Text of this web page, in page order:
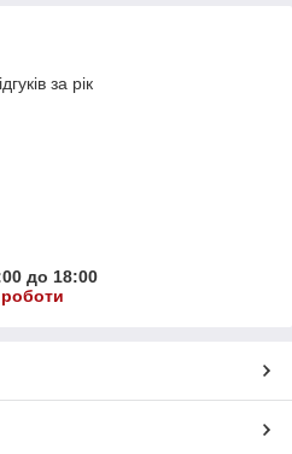
за рік
до 18:00